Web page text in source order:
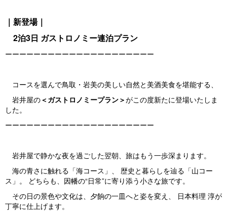
｜新登場｜
2泊3日 ガストロノミー連泊プラン
ーーーーーーーーーーーーーーーーーーーーー
コースを選んで鳥取・岩美の美しい自然と美酒美食を堪能する、
岩井屋の＜ガストロノミープラン＞がこの度新たに登場いたしま
した。
ーーーーーーーーーーーーーーーーーーーーー
岩井屋で静かな夜を過ごした翌朝、旅はもう一歩深まります。
海の青さに触れる「海コース」、 歴史と暮らしを辿る「山コー
ス」。 どちらも、因幡の“日常”に寄り添う小さな旅です。
その日の景色や文化は、夕餉の一皿へと姿を変え、 日本料理 淳が
丁寧に仕上げます。